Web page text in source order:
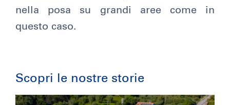
nella posa su grandi aree come in
questo caso.
Scopri le nostre storie